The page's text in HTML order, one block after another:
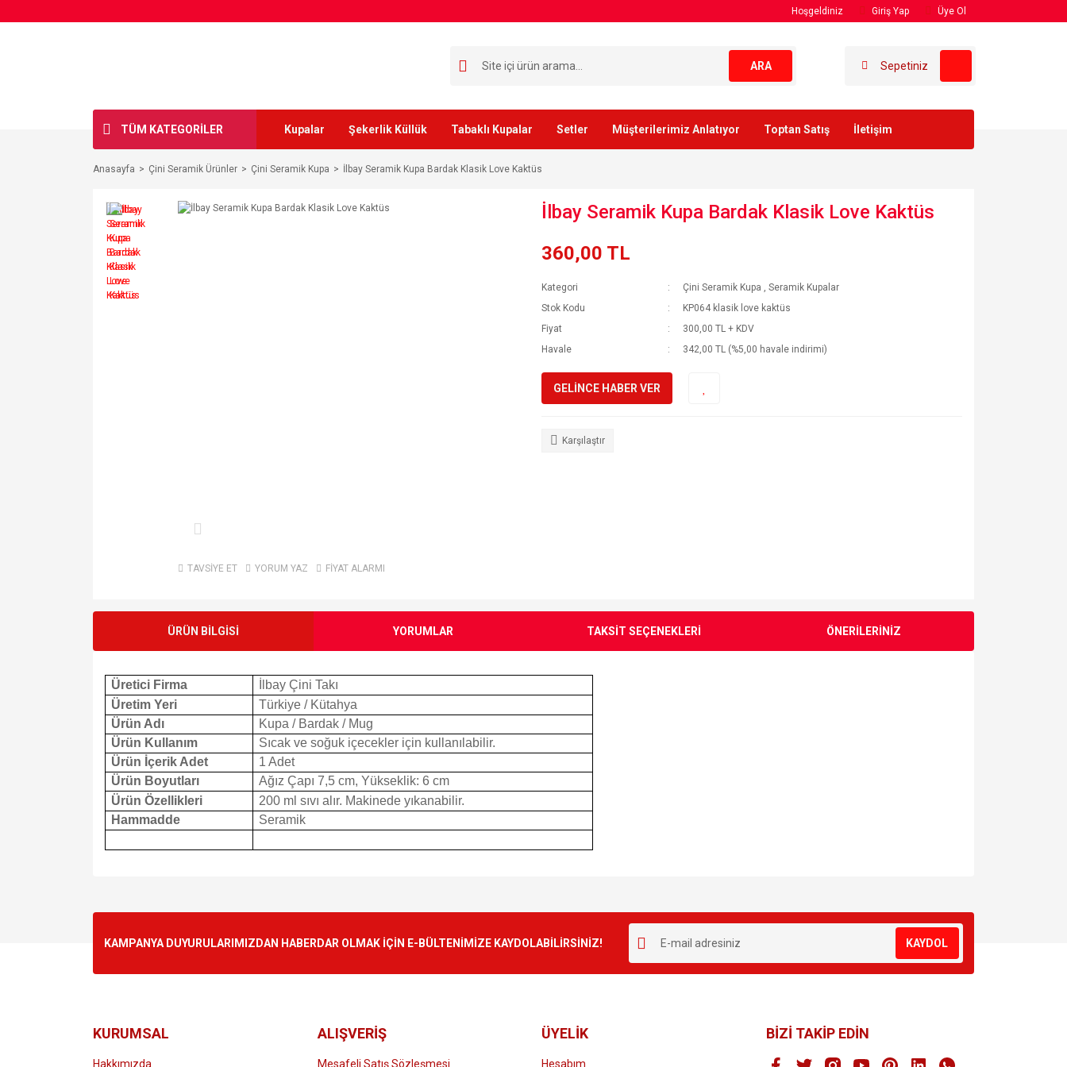
Hoşgeldiniz Giriş Yap Üye Ol
ARA Sepetiniz
TÜM KATEGORİLER Kupalar Şekerlik Küllük Tabaklı Kupalar Setler Müşterilerimiz Anlatıyor Toptan Satış İletişim
Anasayfa Çini Seramik Ürünler Çini Seramik Kupa İlbay Seramik Kupa Bardak Klasik Love Kaktüs
TAVSİYE ET YORUM YAZ FİYAT ALARMI
İlbay Seramik Kupa Bardak Klasik Love Kaktüs
360,00 TL
Kategori Çini Seramik Kupa , Seramik Kupalar
Stok Kodu
KP064 klasik love kaktüs
Fiyat
300,00 TL + KDV
Havale
342,00 TL (%5,00 havale indirimi)
GELİNCE HABER VER
Karşılaştır
ÜRÜN BİLGİSİ YORUMLAR TAKSİT SEÇENEKLERİ ÖNERİLERİNİZ
Üretici Firma
İlbay Çini Takı
Üretim Yeri
Türkiye / Kütahya
Ürün Adı
Kupa / Bardak / Mug
Ürün Kullanım
Sıcak ve soğuk içecekler için kullanılabilir.
Ürün İçerik Adet
1 Adet
Ürün Boyutları
Ağız Çapı 7,5 cm, Yükseklik: 6 cm
Ürün Özellikleri
200 ml sıvı alır. Makinede yıkanabilir.
Hammadde
Seramik
Ürün resmi kalitesiz, bozuk veya görüntülenemiyor.
Bu ürüne benzer farklı alternatifler olmalı.
KAMPANYA DUYURULARIMIZDAN HABERDAR OLMAK İÇİN E-BÜLTENİMİZE KAYDOLABİLİRSİNİZ! KAYDOL
KURUMSAL
Hakkımızda
ALIŞVERİŞ
Mesafeli Satış Sözleşmesi
ÜYELİK
Hesabım
BİZİ TAKİP EDİN